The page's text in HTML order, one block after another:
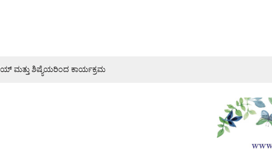
ಶಿಷ್ಯೆಯರಿಂದ ಕಾರ್ಯಕ್ರಮ